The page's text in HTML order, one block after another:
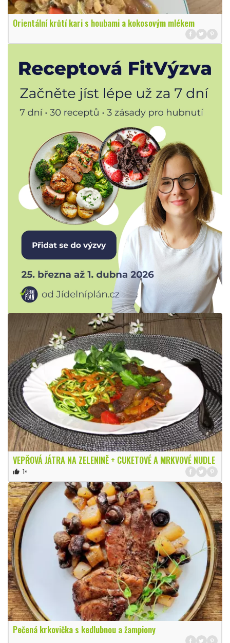
Orientální krůtí kari s houbami a kokosovým mlékem
VEPŘOVÁ JÁTRA NA ZELENINĚ + CUKETOVÉ A MRKVOVÉ NUDLE
thumb_up 1×
Pečená krkovička s kedlubnou a žampiony